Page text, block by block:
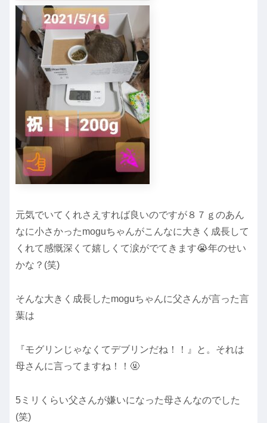
元気でいてくれさえすれば良いのですが８７ｇのあん
なに小さかったmoguちゃんがこんなに大きく成長して
くれて感慨深くて嬉しくて涙がでてきます😭年のせい
かな？(笑)
そんな大きく成長したmoguちゃんに父さんが言った言
葉は
『モグリンじゃなくてデブリンだね！！』と。それは
母さんに言ってますね！！🤬
5ミリくらい父さんが嫌いになった母さんなのでした
(笑)